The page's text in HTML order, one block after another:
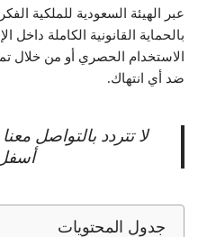
عبر الهيئة السعودية للملكية
بالحماية القانونية الكاملة
الاستخدام الحصري أو من خلال
ضد أي انتهاك.
لا تتردد بالتواصل
جدول المحتويات